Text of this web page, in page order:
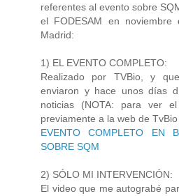
referentes al evento sobre
el FODESAM en
Madrid:
1) EL EVENTO COMPLETO:
Realizado por TVBio, y
enviaron y hace unos días
noticias (NOTA: para ver
previamente a la web de
EVENTO COMPLETO EN
SOBRE SQM
2) SÓLO MI INTERVENCIÓN:
El video que me autograbé